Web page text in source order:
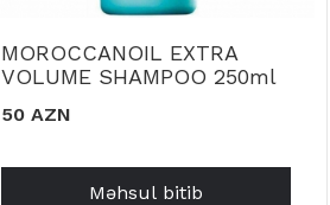
MOROCCANOIL EXTRA
VOLUME SHAMPOO 250ml
50 AZN
Məhsul bitib